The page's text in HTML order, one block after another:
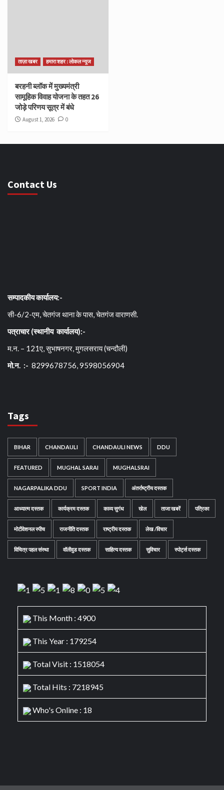
ताज़ा खबर हमारा शहर : लोकल न्यूज
बरहनी ब्लॉक में मुख्यमंत्री
सामूहिक विवाह योजना के तहत 26
जोड़े परिणय सूत्र में बंधे
August 1, 2026 0
Contact Us
सम्पादकीय कार्यालय:-
सी-6/2-एम, चेतगंज थाना के पास, चेतगंज वाराणसी.
पत्राचार (स्थानीय कार्यालय):-
म.न. – 121ए, सुभाषनगर, मुगलसराय (चन्दौली)
मो.न. :- 8299678756, 9598056904
Tags
BIHAR CHANDAULI CHANDAULI NEWS DDU
FEATURED MUGHAL SARAI MUGHALSRAI
NAGARPALIKA DDU SPORT INDIA अंतर्राष्ट्रीय दस्तक
आध्यात्म दस्तक कार्यक्रम दस्तक काव्य सुगंध खेल ताजा खबरें पत्रिका
मोटीवेशनल स्पीच राजनीति दस्तक राष्ट्रीय दस्तक लेख /विचार
विचित्र पहल संस्था वॉलीवुड दस्तक साहित्य दस्तक सुविचार स्पोर्ट्स दस्तक
This Month : 4900
This Year : 179254
Total Visit : 1518054
Total Hits : 7218945
Who's Online : 18